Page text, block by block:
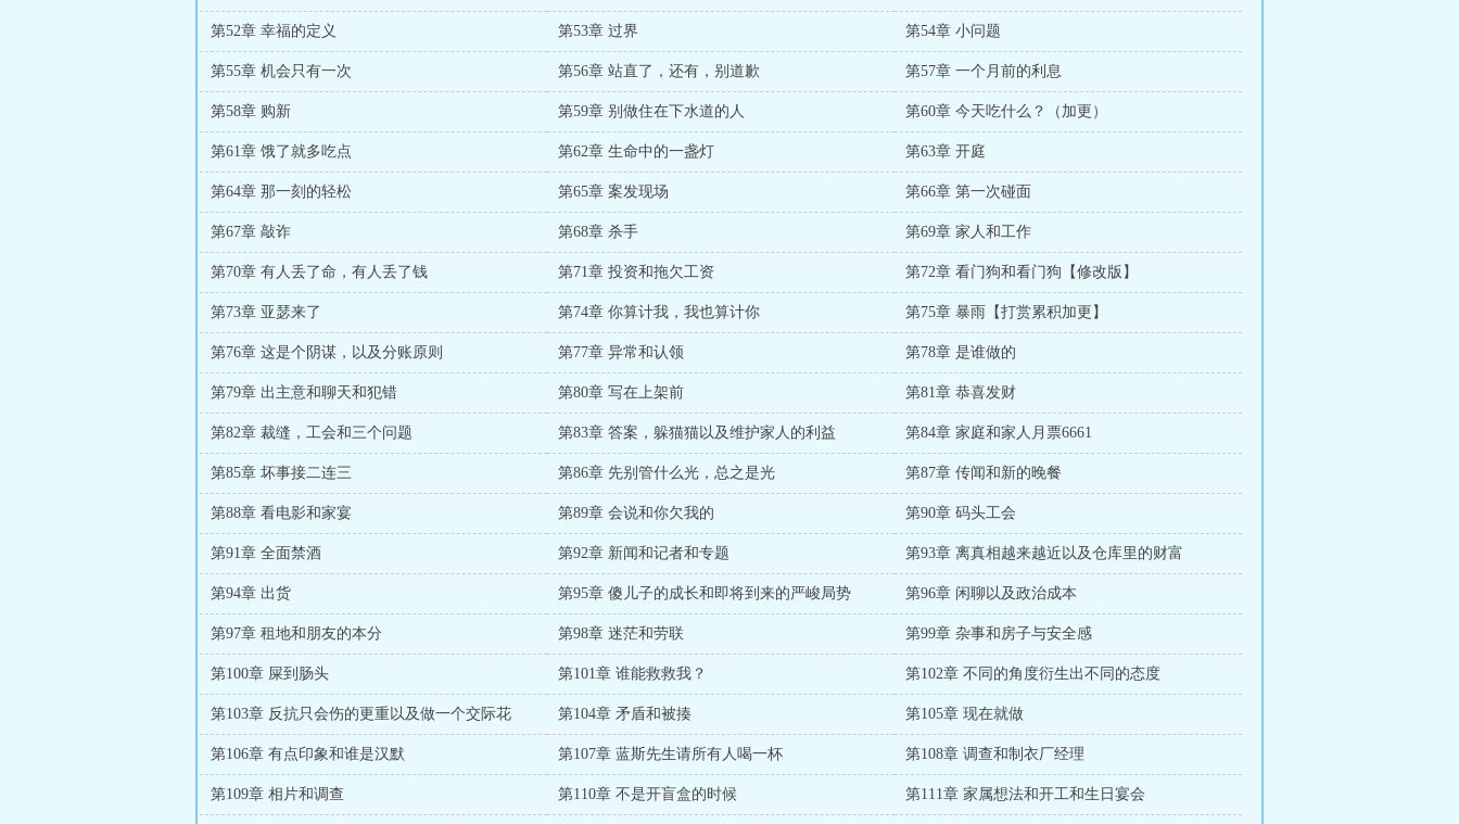
第52章 幸福的定义 第53章 过界 第54章 小问题
第55章 机会只有一次 第56章 站直了，还有，别道歉 第57章 一个月前的利息
第58章 购新 第59章 别做住在下水道的人 第60章 今天吃什么？（加更）
第61章 饿了就多吃点 第62章 生命中的一盏灯 第63章 开庭
第64章 那一刻的轻松 第65章 案发现场 第66章 第一次碰面
第67章 敲诈 第68章 杀手 第69章 家人和工作
第70章 有人丢了命，有人丢了钱 第71章 投资和拖欠工资 第72章 看门狗和看门狗【修改版】
第73章 亚瑟来了 第74章 你算计我，我也算计你 第75章 暴雨【打赏累积加更】
第76章 这是个阴谋，以及分账原则 第77章 异常和认领 第78章 是谁做的
第79章 出主意和聊天和犯错 第80章 写在上架前 第81章 恭喜发财
第82章 裁缝，工会和三个问题 第83章 答案，躲猫猫以及维护家人的利益 第84章 家庭和家人月票6661
第85章 坏事接二连三 第86章 先别管什么光，总之是光 第87章 传闻和新的晚餐
第88章 看电影和家宴 第89章 会说和你欠我的 第90章 码头工会
第91章 全面禁酒 第92章 新闻和记者和专题 第93章 离真相越来越近以及仓库里的财富
第94章 出货 第95章 傻儿子的成长和即将到来的严峻局势 第96章 闲聊以及政治成本
第97章 租地和朋友的本分 第98章 迷茫和劳联 第99章 杂事和房子与安全感
第100章 屎到肠头 第101章 谁能救救我？ 第102章 不同的角度衍生出不同的态度
第103章 反抗只会伤的更重以及做一个交际花 第104章 矛盾和被揍 第105章 现在就做
第106章 有点印象和谁是汉默 第107章 蓝斯先生请所有人喝一杯 第108章 调查和制衣厂经理
第109章 相片和调查 第110章 不是开盲盒的时候 第111章 家属想法和开工和生日宴会